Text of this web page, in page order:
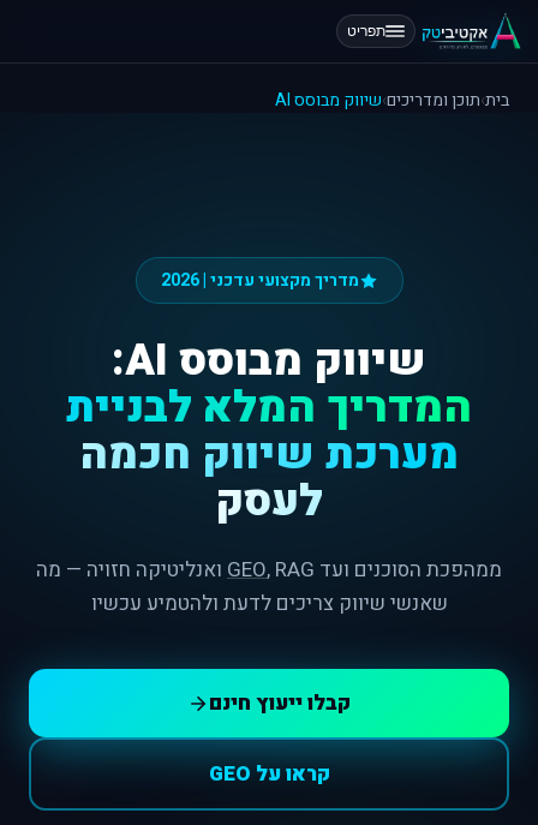
תפריט
בית›תוכן ומדריכים›שיווק מבוסס AI
מדריך מקצועי עדכני | 2026
שיווק מבוסס AI:
המדריך המלא לבניית
מערכת שיווק חכמה
לעסק
ממהפכת הסוכנים ועד GEO , RAG ואנליטיקה חזויה — מה
שאנשי שיווק צריכים לדעת ולהטמיע עכשיו
קבלו ייעוץ חינם
קראו על GEO